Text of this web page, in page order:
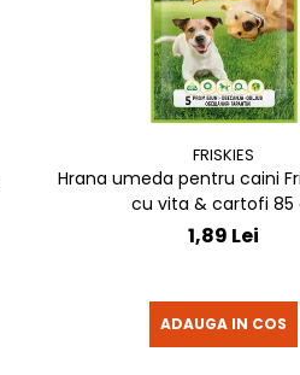
FRISKIES
Hrana umeda pentru caini
cu vita & cartofi 85
1,89 Lei
ADAUGA IN COS